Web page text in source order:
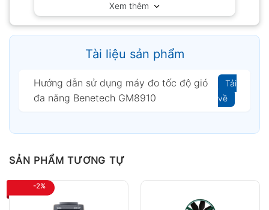
Vì sao nên chọn Benetech GM8910?
Đa chức năng trong một thiết bị, giúp tiết
kiệm chi phí đầu tư.
Xem thêm
Tài liệu sản phẩm
Hướng dẫn sử dụng máy đo tốc độ gió
đa năng Benetech GM8910
Tải
về
SẢN PHẨM TƯƠNG TỰ
-2%